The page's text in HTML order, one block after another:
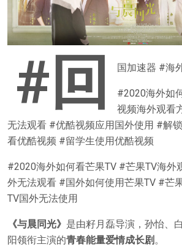
#回 国加速器 #海
#2020海外如
视频海外观看
无法观看 #优酷视频应用国外使用 #解
看优酷视频 #留学生使用优酷视频
#2020海外如何看芒果TV #芒果TV海外
外无法观看 #国外如何使用芒果TV #芒
TV国外无法使用
《与晨同光》 是由籽月磊导演，孙怡、
阳领衔主演的青春能量爱情成长剧 。